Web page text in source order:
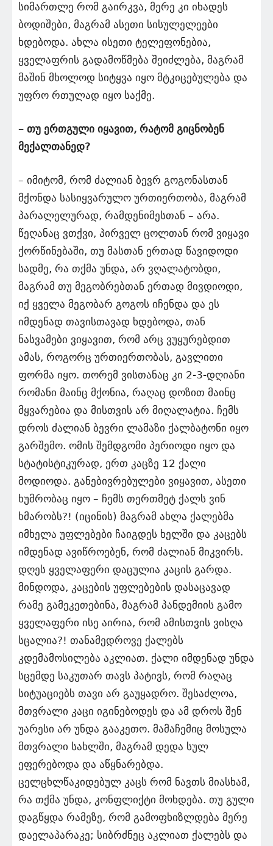
სიმართლე რომ გაირკვა, მერე კი იხადეს
ბოდიშები, მაგრამ ასეთი სისულელეები
ხდებოდა. ახლა ისეთი ტელეფონებია,
ყველაფრის გადამოწმება შეიძლება, მაგრამ
მაშინ მხოლოდ სიტყვა იყო მტკიცებულება და
უფრო რთულად იყო საქმე.
– თუ ერთგული იყავით, რატომ გიცნობენ
მექალთანედ?
– იმიტომ, რომ ძალიან ბევრ გოგონასთან
მქონდა სასიყვარულო ურთიერთობა, მაგრამ
პარალელურად, რამდენიმესთან – არა.
წეღანაც ვთქვი, პირველ ცოლთან რომ ვიყავი
ქორწინებაში, თუ მასთან ერთად წავიდოდი
სადმე, რა თქმა უნდა, არ ვღალატობდი,
მაგრამ თუ მეგობრებთან ერთად მივდიოდი,
იქ ყველა მეგობარ გოგოს იჩენდა და ეს
იმდენად თავისთავად ხდებოდა, თან
ნასვამები ვიყავით, რომ არც ვუყურებდით
ამას, როგორც ურთიერთობას, გავლითი
ფორმა იყო. თორემ ვისთანაც კი 2-3-დღიანი
რომანი მაინც მქონია, რაღაც დოზით მაინც
მყვარებია და მისთვის არ მიღალატია. ჩემს
დროს ძალიან ბევრი ლამაზი ქალბატონი იყო
გარშემო. ომის შემდგომი პერიოდი იყო და
სტატისტიკურად, ერთ კაცზე 12 ქალი
მოდიოდა. განებივრებულები ვიყავით, ასეთი
ხუმრობაც იყო – ჩემს თერთმეტ ქალს ვინ
ხმარობს?! (იცინის) მაგრამ ახლა ქალებმა
იმხელა უფლებები ჩაიგდეს ხელში და კაცებს
იმდენად ავიწროებენ, რომ ძალიან მიკვირს.
დღეს ყველაფერი დაცულია კაცის გარდა.
მინდოდა, კაცების უფლებების დასაცავად
რამე გამეკეთებინა, მაგრამ პანდემიის გამო
ყველაფერი ისე აირია, რომ ამისთვის ვისღა
სცალია?! თანამედროვე ქალებს
კდემამოსილება აკლიათ. ქალი იმდენად უნდა
სცემდე საკუთარ თავს პატივს, რომ რაღაც
სიტუაციებს თავი არ გაუყადრო. შესაძლოა,
მთვრალი კაცი იგინებოდეს და ამ დროს შენ
უარესი არ უნდა გააკეთო. მამაჩემიც მოსულა
მთვრალი სახლში, მაგრამ დედა სულ
ეფერებოდა და აწყნარებდა.
ცელცხლწაკიდებულ კაცს რომ ნავთს მიასხამ,
რა თქმა უნდა, კონფლიქტი მოხდება. თუ გული
დაგწყდა რამეზე, რომ გამოფხიზლდება მერე
დაელაპარაკე; სიბრძნეც აკლიათ ქალებს და